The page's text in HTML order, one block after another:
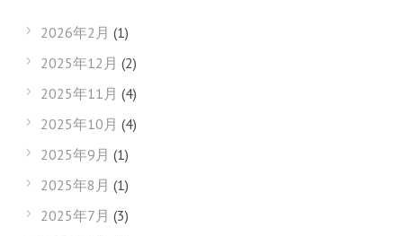
2026年2月 (1)
2025年12月 (2)
2025年11月 (4)
2025年10月 (4)
2025年9月 (1)
2025年8月 (1)
2025年7月 (3)